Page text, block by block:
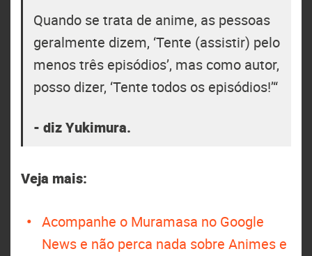
Quando se trata de anime, as pessoas
geralmente dizem, ‘Tente (assistir) pelo
menos três episódios’, mas como autor,
posso dizer, ‘Tente todos os episódios!’“
- diz Yukimura.
Veja mais:
Acompanhe o Muramasa no Google
News e não perca nada sobre Animes e